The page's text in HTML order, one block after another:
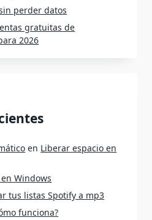
perder datos
gratuitas de
2026
en Liberar espacio en
Windows
tus listas Spotify a mp3
funciona?